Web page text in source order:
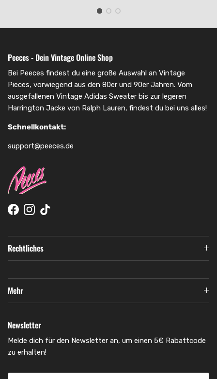
Peeces - Dein Vintage Online Shop
Bei Peeces findest du eine große Auswahl an Vintage
Pieces, vorwiegend aus den 80er und 90er Jahren. Vom
ausgefallenen Vintage Adidas Sweater bis zur legeren
Harrington Jacke von Ralph Lauren, findest du bei uns alles!
Schnellkontakt:
support@peeces.de
Facebook
Instagram
TikTok
Rechtliches
Mehr
Newsletter
Melde dich für den Newsletter an, um einen 5€ Rabattcode
zu erhalten!